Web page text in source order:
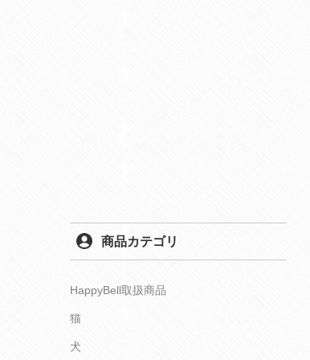
商品カテゴリ
HappyBell取扱商品
猫
犬